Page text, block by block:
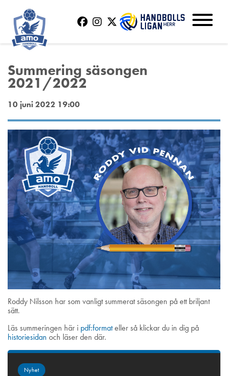
Summering säsongen
2021/2022
10 juni 2022 19:00
Roddy Nilsson har som vanligt summerat säsongen på ett briljant
sätt.
Läs summeringen här i pdf:formateller så klickar du in dig på
historiesidan och läser den där.
Nyhet